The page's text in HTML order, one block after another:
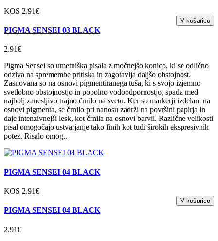
KOS 2.91€
PIGMA SENSEI 03 BLACK
2.91€
Pigma Sensei so umetniška pisala z močnejšo konico, ki se odlično
odziva na spremembe pritiska in zagotavlja daljšo obstojnost.
Zasnovana so na osnovi pigmentiranega tuša, ki s svojo izjemno
svetlobno obstojnostjo in popolno vodoodpornostjo, spada med
najbolj zanesljivo trajno črnilo na svetu. Ker so markerji izdelani na
osnovi pigmenta, se črnilo pri nanosu zadrži na površini papirja in
daje intenzivnejši lesk, kot črnila na osnovi barvil. Različne velikosti
pisal omogočajo ustvarjanje tako finih kot tudi širokih ekspresivnih
potez. Risalo omog..
PIGMA SENSEI 04 BLACK
KOS 2.91€
PIGMA SENSEI 04 BLACK
2.91€